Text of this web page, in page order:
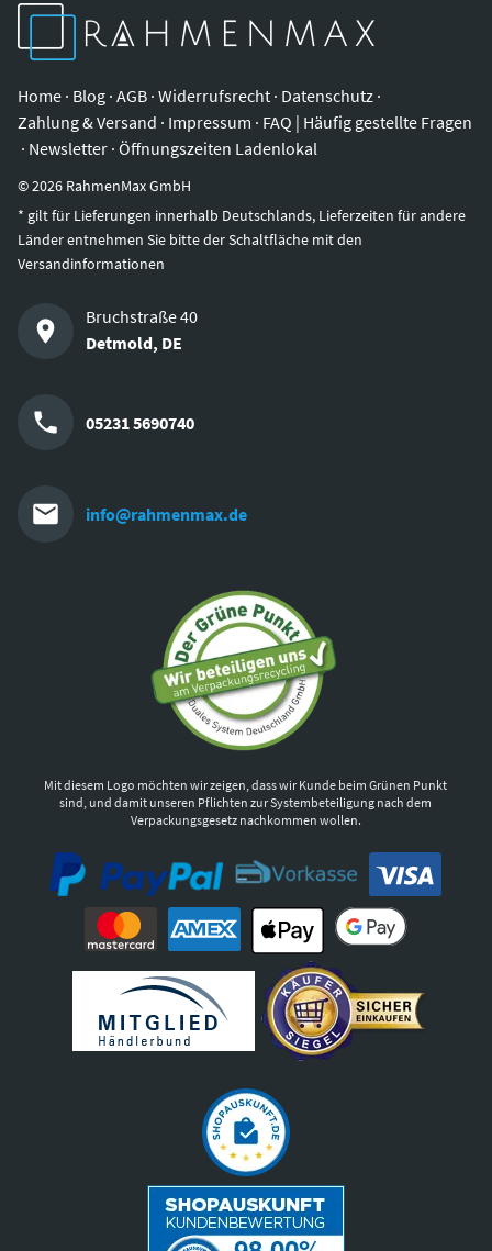
Home · Blog · AGB · Widerrufsrecht · Datenschutz ·
Zahlung & Versand · Impressum · FAQ | Häufig gestellte Fragen
· Newsletter · Öffnungszeiten Ladenlokal
©2026 RahmenMax GmbH
* gilt für Lieferungen innerhalb Deutschlands, Lieferzeiten für andere
Länder entnehmen Sie bitte der Schaltfläche mit den
Versandinformationen
Bruchstraße 40
Detmold, DE
05231 5690740
info@rahmenmax.de
Mit diesem Logo möchten wir zeigen, dass wir Kunde beim Grünen Punkt
sind, und damit unseren Pflichten zur Systembeteiligung nach dem
Verpackungsgesetz nachkommen wollen.